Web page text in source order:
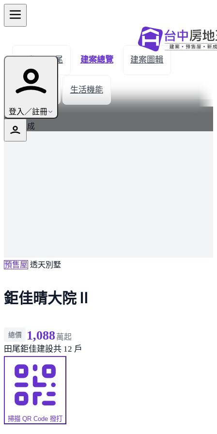
登入／註冊
← 返回田尾 建案總覽 建案圖輯
建材設備 生活機能
最新
結構完成
預售屋 透天別墅
鉅佳晴大院Ⅱ
總價 1,088 萬起
田尾鉅佳建設共 12 戶
掃描 QR Code 撥打